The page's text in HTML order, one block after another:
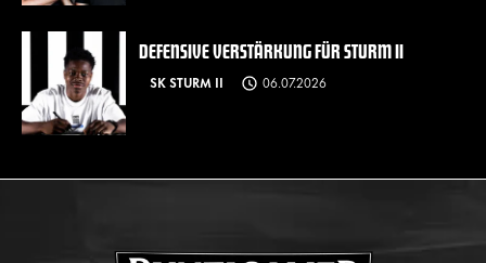
DEFENSIVE VERSTÄRKUNG FÜR STURM II
SK STURM II 06.07.2026